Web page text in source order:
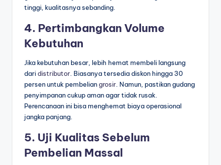
tinggi, kualitasnya sebanding.
4. Pertimbangkan Volume
Kebutuhan
Jika kebutuhan besar, lebih hemat membeli langsung
daridistributor . Biasanya tersedia diskon hingga 30
persen untuk pembeliangrosir . Namun, pastikan gudang
penyimpanan cukup aman agar tidak rusak.
Perencanaan ini bisa menghemat biaya operasional
jangka panjang.
5. Uji Kualitas Sebelum
Pembelian Massal